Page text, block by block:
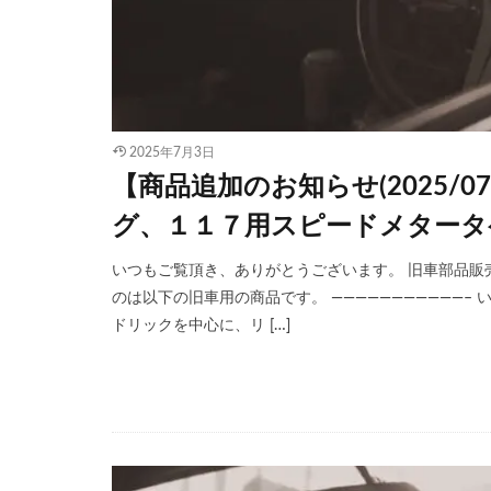
2025年7月3日
【商品追加のお知らせ(2025/
グ、１１７用スピードメター
いつもご覧頂き、ありがとうございます。 旧車部品
のは以下の旧車用の商品です。 ———————————– い
ドリックを中心に、リ […]